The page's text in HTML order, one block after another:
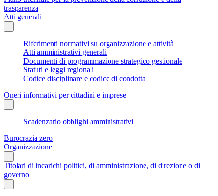
trasparenza
Atti generali
Riferimenti normativi su organizzazione e attività
Atti amministrativi generali
Documenti di programmazione strategico gestionale
Statuti e leggi regionali
Codice disciplinare e codice di condotta
Oneri informativi per cittadini e imprese
Scadenzario obblighi amministrativi
Burocrazia zero
Organizzazione
Titolari di incarichi politici, di amministrazione, di direzione o di
governo